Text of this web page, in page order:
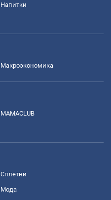
Напитки
Mакроэкономика
MAMACLUB
Сплетни
Мода